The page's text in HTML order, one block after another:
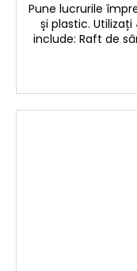
Pune lucrurile
și plastic.
include: Raft de